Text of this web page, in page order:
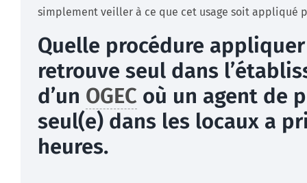
simplement veiller à ce que cet usage soit appliqué
Quelle procédure
retrouve seul dans
d’un OGEC où un agent de
seul(e) dans les locaux a
heures.